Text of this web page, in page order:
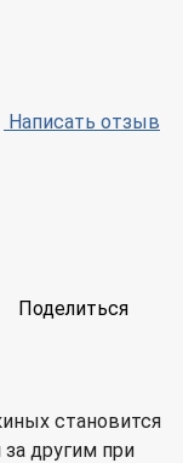
Написать отзыв
Поделиться
становится
другим при